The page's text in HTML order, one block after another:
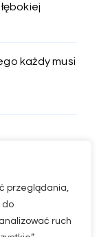
przeglądania,
do
ruch
każdy musi